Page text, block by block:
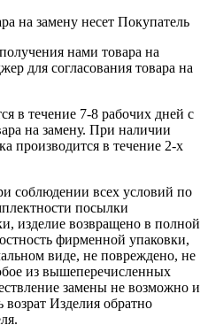
на замену несет Покупатель
нами товара на
для согласования товара на
в течение 7-8 рабочих дней с
на замену. При наличии
производится в течение 2-х
соблюдении всех условий по
посылки
изделие возвращено в полной
фирменной упаковки,
виде, не повреждено, не
из вышеперечисленных
замены не возможно и
Изделия обратно